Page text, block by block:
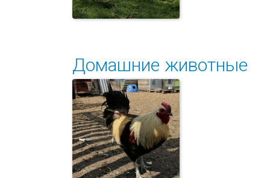
На отдыхе
Домашние животные